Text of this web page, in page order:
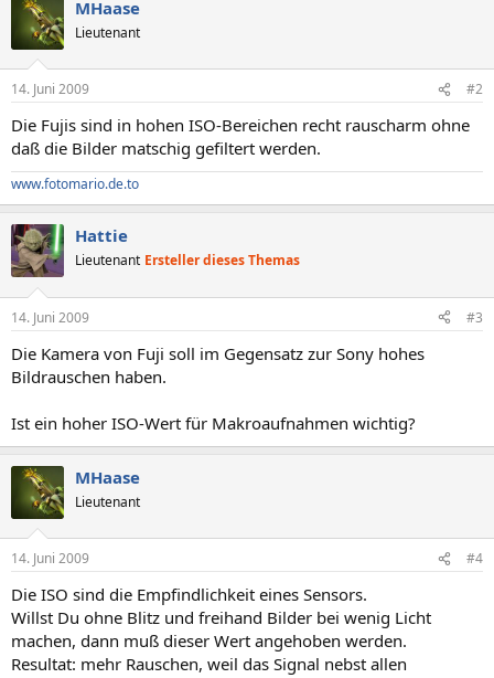
MHaase
Lieutenant
14. Juni 2009 #2
Die Fujis sind in hohen ISO-Bereichen recht rauscharm ohne
daß die Bilder matschig gefiltert werden.
www.fotomario.de.to
Hattie
Lieutenant Ersteller dieses Themas
14. Juni 2009 #3
Die Kamera von Fuji soll im Gegensatz zur Sony hohes
Bildrauschen haben.
Ist ein hoher ISO-Wert für Makroaufnahmen wichtig?
MHaase
Lieutenant
14. Juni 2009 #4
Die ISO sind die Empfindlichkeit eines Sensors.
Willst Du ohne Blitz und freihand Bilder bei wenig Licht
machen, dann muß dieser Wert angehoben werden.
Resultat: mehr Rauschen, weil das Signal nebst allen